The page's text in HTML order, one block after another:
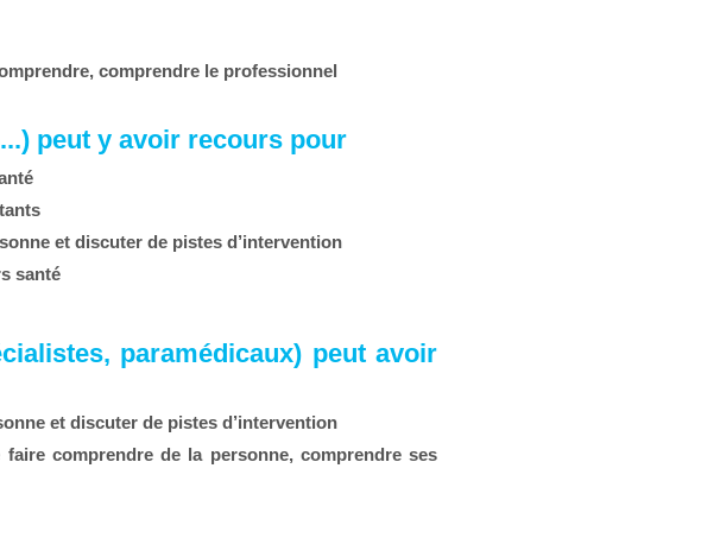
comprendre le professionnel
peut y avoir recours pour
et discuter de pistes d’intervention
santé
paramédicaux) peut avoir
et discuter de pistes d’intervention
faire comprendre de la personne, comprendre ses